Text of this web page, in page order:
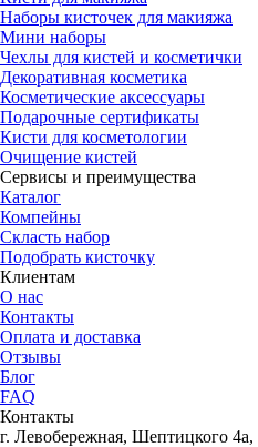
Наборы кисточек для макияжа
Мини наборы
Чехлы для кистей и косметички
Декоративная косметика
Косметические аксессуары
Подарочные сертификаты
Кисти для косметологии
Очищение кистей
Сервисы и преимущества
Каталог
Компейны
Скласть набор
Подобрать кисточку
Клиентам
О нас
Контакты
Оплата и доставка
Отзывы
Блог
FAQ
Контакты
г. Левобережная, Шептицкого